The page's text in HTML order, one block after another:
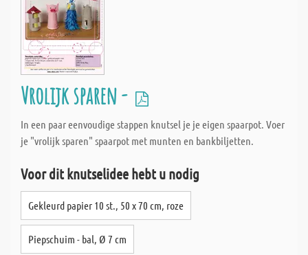
Vrolijk sparen -
In een paar eenvoudige stappen knutsel je je eigen spaarpot. Voer
je "vrolijk sparen" spaarpot met munten en bankbiljetten.
Voor dit knutselidee hebt u nodig
Gekleurd papier 10 st., 50 x 70 cm, roze
Piepschuim - bal, Ø 7 cm